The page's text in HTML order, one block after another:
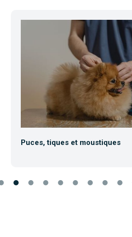
Puces, tiques et moustiques